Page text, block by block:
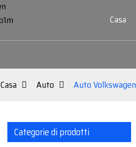
Casa
Casa Auto Auto Volkswagen
Categorie di prodotti